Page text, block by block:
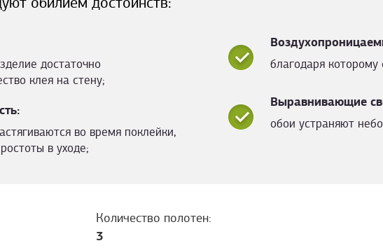
достаточно
клея на стену;
благодаря
Выравнивающие
обои устраняют
во время поклейки,
в уходе;
Количество полотен:
3